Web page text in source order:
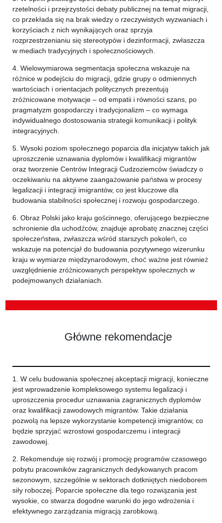
rzetelności i przejrzystości debaty publicznej na temat migracji,
co przekłada się na brak wiedzy o rzeczywistych wyzwaniach i
korzyściach z nich wynikających oraz sprzyja
rozprzestrzenianiu się stereotypów i dezinformacji, zwłaszcza
w mediach tradycyjnych i społecznościowych.
4. Wielowymiarowa segmentacja społeczna wskazuje na
różnice w podejściu do migracji, gdzie grupy o odmiennych
wartościach i orientacjach politycznych prezentują
zróżnicowane motywacje – od empatii i równości szans, po
pragmatyzm gospodarczy i tradycjonalizm – co wymaga
indywidualnego dostosowania strategii komunikacji i polityk
integracyjnych.
5. Wysoki poziom społecznego poparcia dla inicjatyw takich jak
uproszczenie uznawania dyplomów i kwalifikacji migrantów
oraz tworzenie Centrów Integracji Cudzoziemców świadczy o
oczekiwaniu na aktywne zaangażowanie państwa w procesy
legalizacji i integracji imigrantów, co jest kluczowe dla
budowania stabilności społecznej i rozwoju gospodarczego.
6. Obraz Polski jako kraju gościnnego, oferującego bezpieczne
schronienie dla uchodźców, znajduje aprobatę znacznej części
społeczeństwa, zwłaszcza wśród starszych pokoleń, co
wskazuje na potencjał do budowania pozytywnego wizerunku
kraju w wymiarze międzynarodowym, choć ważne jest również
uwzględnienie zróżnicowanych perspektyw społecznych w
podejmowanych działaniach.
Główne rekomendacje
1. W celu budowania społecznej akceptacji migracji, konieczne
jest wprowadzenie kompleksowego systemu legalizacji i
uproszczenia procedur uznawania zagranicznych dyplomów
oraz kwalifikacji zawodowych migrantów. Takie działania
pozwolą na lepsze wykorzystanie kompetencji imigrantów, co
będzie sprzyjać wzrostowi gospodarczemu i integracji
zawodowej.
2. Rekomenduje się rozwój i promocję programów czasowego
pobytu pracowników zagranicznych dedykowanych pracom
sezonowym, szczególnie w sektorach dotkniętych niedoborem
siły roboczej. Poparcie społeczne dla tego rozwiązania jest
wysokie, co stwarza dogodne warunki do jego wdrożenia i
efektywnego zarządzania migracją zarobkową.